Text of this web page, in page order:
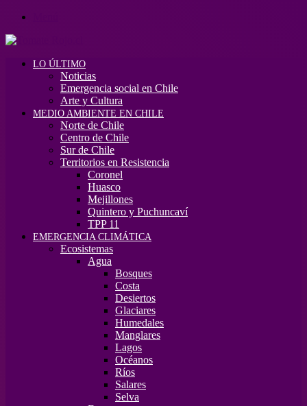
LO ÚLTIMO
Noticias
Emergencia social en Chile
Arte y Cultura
MEDIO AMBIENTE EN CHILE
Norte de Chile
Centro de Chile
Sur de Chile
Territorios en Resistencia
Coronel
Huasco
Mejillones
Quintero y Puchuncaví
TPP 11
EMERGENCIA CLIMÁTICA
Ecosistemas
Agua
Bosques
Costa
Desiertos
Glaciares
Humedales
Manglares
Lagos
Océanos
Ríos
Salares
Selva